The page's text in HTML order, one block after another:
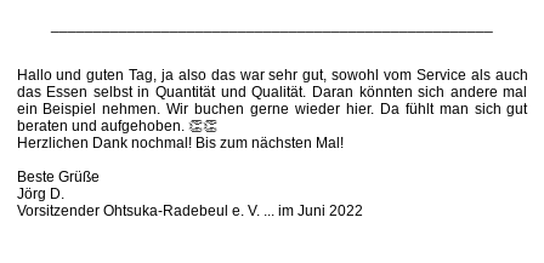
Hallo und guten Tag, ja also das war sehr gut, sowohl vom Service als auch
das Essen selbst in Quantität und Qualität. Daran könnten sich andere mal
ein Beispiel nehmen. Wir buchen gerne wieder hier. Da fühlt man sich gut
beraten und aufgehoben. 👏👏
Herzlichen Dank nochmal! Bis zum nächsten Mal!
Beste Grüße
Jörg D.
Vorsitzender Ohtsuka-Radebeul e. V. ... im Juni 2022